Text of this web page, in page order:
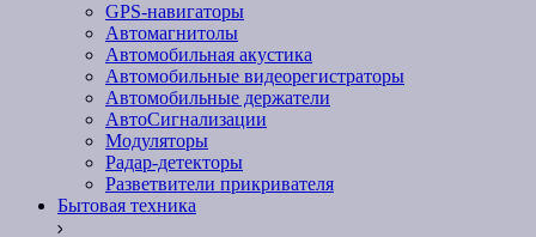
GPS-навигаторы
Автомагнитолы
Автомобильная акустика
Автомобильные видеорегистраторы
Автомобильные держатели
АвтоСигнализации
Модуляторы
Радар-детекторы
Разветвители прикривателя
Бытовая техника